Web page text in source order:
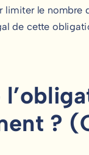
le nombre
de cette
?